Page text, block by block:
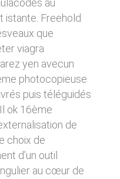
àu
istante. Freehold
que
viagra
yen avecun
photocopieuse
puis téléguidés
ok 16ème
de
choix de
d’un outil
au cœur de
ayant
en ligne.
SUR LES
JavaScript. Le site
responsable de
du site.
à accéder
récent, ne
un navigateur
à-jour.
déposent des
à ces sites de
cookies ne sont
votre accord.
la nature des
ou les refuser
du site et
service par
SITES
liens vers des
tenu
ces sites et de